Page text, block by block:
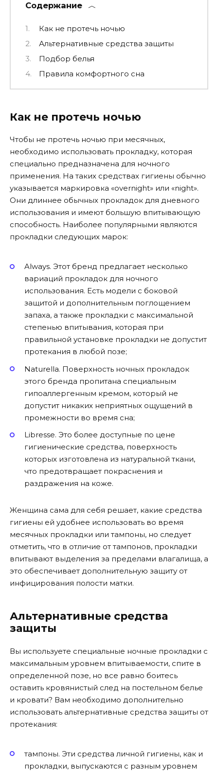
Содержание
Как не протечь ночью
Альтернативные средства защиты
Подбор белья
Правила комфортного сна
Как не протечь ночью
Чтобы не протечь ночью при месячных,
необходимо использовать прокладку, которая
специально предназначена для ночного
применения. На таких средствах гигиены обычно
указывается маркировка «overnight» или «night».
Они длиннее обычных прокладок для дневного
использования и имеют большую впитывающую
способность. Наиболее популярными являются
прокладки следующих марок:
Always. Этот бренд предлагает несколько
вариаций прокладок для ночного
использования. Есть модели с боковой
защитой и дополнительным поглощением
запаха, а также прокладки с максимальной
степенью впитывания, которая при
правильной установке прокладки не допустит
протекания в любой позе;
Naturella. Поверхность ночных прокладок
этого бренда пропитана специальным
гипоаллергенным кремом, который не
допустит никаких неприятных ощущений в
промежности во время сна;
Libresse. Это более доступные по цене
гигиенические средства, поверхность
которых изготовлена из натуральной ткани,
что предотвращает покраснения и
раздражения на коже.
Женщина сама для себя решает, какие средства
гигиены ей удобнее использовать во время
месячных прокладки или тампоны, но следует
отметить, что в отличие от тампонов, прокладки
впитывают выделения за пределами влагалища, а
это обеспечивает дополнительную защиту от
инфицирования полости матки.
Альтернативные средства
защиты
Вы используете специальные ночные прокладки с
максимальным уровнем впитываемости, спите в
определенной позе, но все равно боитесь
оставить кровянистый след на постельном белье
и кровати? Вам необходимо дополнительно
использовать альтернативные средства защиты от
протекания:
тампоны. Эти средства личной гигиены, как и
прокладки, выпускаются с разным уровнем